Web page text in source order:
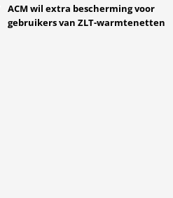
ACM wil extra bescherming voor
gebruikers van ZLT-warmtenetten